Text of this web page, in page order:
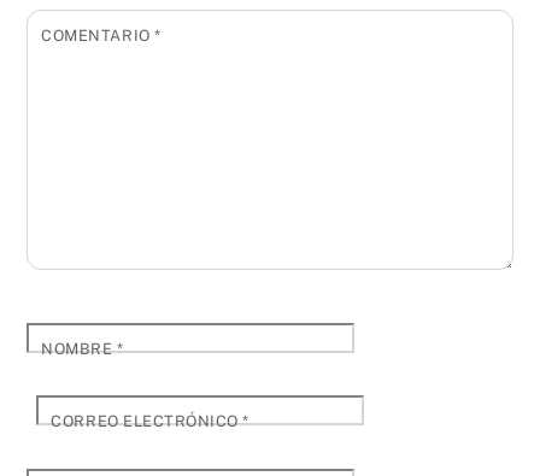
COMENTARIO*
NOMBRE*
CORREO ELECTRÓNICO*